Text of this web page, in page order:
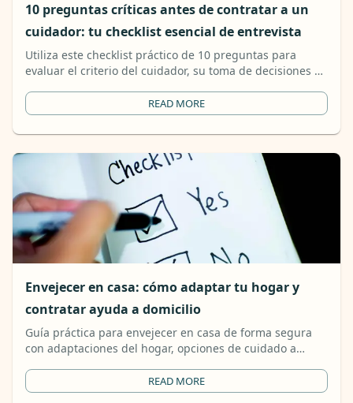
10 preguntas críticas antes de contratar a un
cuidador: tu checklist esencial de entrevista
Utiliza este checklist práctico de 10 preguntas para
evaluar el criterio del cuidador, su toma de decisiones de
antes de contratar.
READ MORE
Envejecer en casa: cómo adaptar tu hogar y
contratar ayuda a domicilio
Guía práctica para envejecer en casa de forma segura
con adaptaciones del hogar, opciones de cuidado a
familias a coordinar el apoyo a personas mayores.
READ MORE